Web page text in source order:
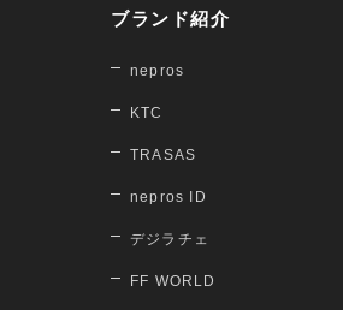
ブランド紹介
nepros
KTC
TRASAS
nepros ID
デジラチェ
FF WORLD